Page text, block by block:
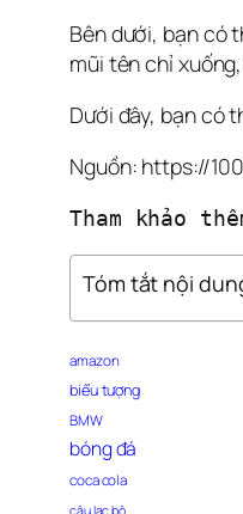
Bên dưới, bạn có
mũi tên chỉ
Dưới đây, bạn có
Nguồn: https://
Tham khảo
Tóm tắt nội
amazon
biểu tượng
BMW
bóng đá
coca cola
câu lạc bộ